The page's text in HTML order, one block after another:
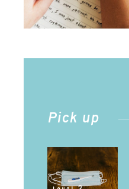
Pick up